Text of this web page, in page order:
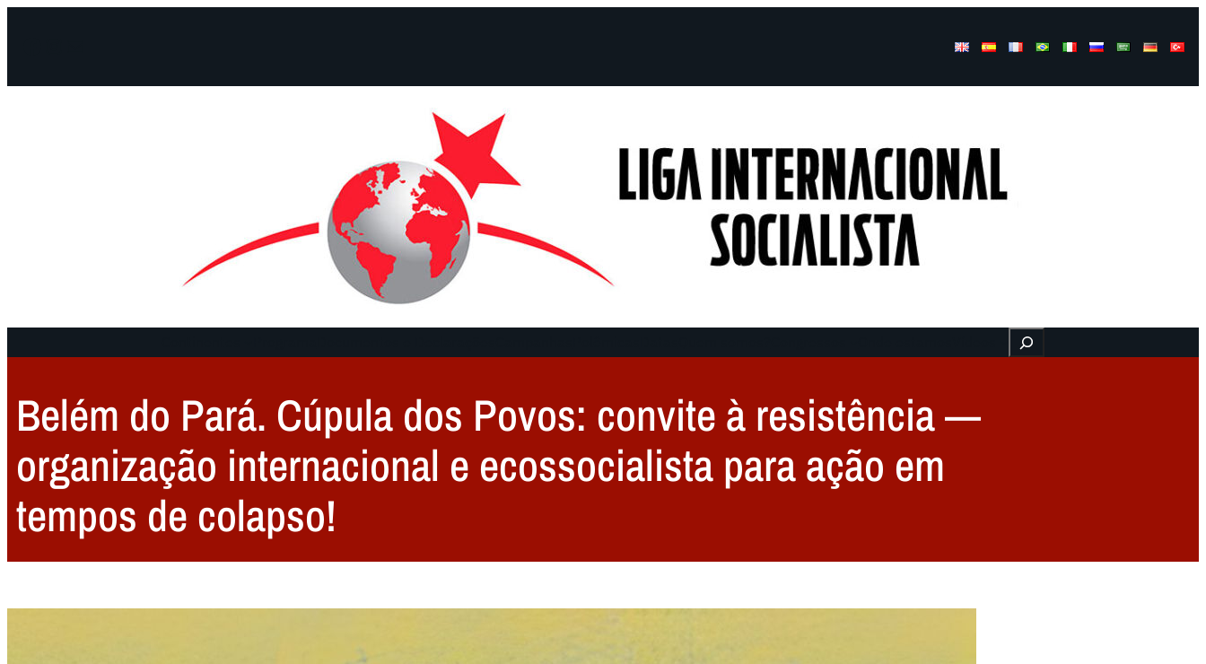
Buscar
Belém do Pará. Cúpula dos Povos: convite à resistência —
organização internacional e ecossocialista para ação em
tempos de colapso!